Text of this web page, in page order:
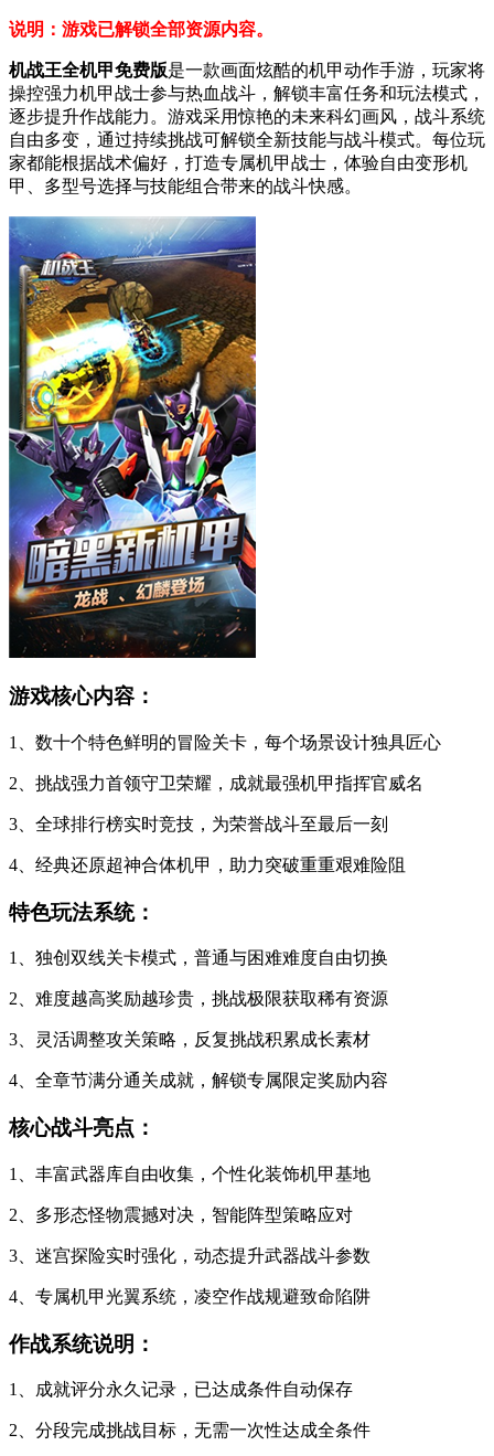
说明：游戏已解锁全部资源内容。
机战王全机甲免费版是一款画面炫酷的机甲动作手游，玩家将
操控强力机甲战士参与热血战斗，解锁丰富任务和玩法模式，
逐步提升作战能力。游戏采用惊艳的未来科幻画风，战斗系统
自由多变，通过持续挑战可解锁全新技能与战斗模式。每位玩
家都能根据战术偏好，打造专属机甲战士，体验自由变形机
甲、多型号选择与技能组合带来的战斗快感。
游戏核心内容：
1、数十个特色鲜明的冒险关卡，每个场景设计独具匠心
2、挑战强力首领守卫荣耀，成就最强机甲指挥官威名
3、全球排行榜实时竞技，为荣誉战斗至最后一刻
4、经典还原超神合体机甲，助力突破重重艰难险阻
特色玩法系统：
1、独创双线关卡模式，普通与困难难度自由切换
2、难度越高奖励越珍贵，挑战极限获取稀有资源
3、灵活调整攻关策略，反复挑战积累成长素材
4、全章节满分通关成就，解锁专属限定奖励内容
核心战斗亮点：
1、丰富武器库自由收集，个性化装饰机甲基地
2、多形态怪物震撼对决，智能阵型策略应对
3、迷宫探险实时强化，动态提升武器战斗参数
4、专属机甲光翼系统，凌空作战规避致命陷阱
作战系统说明：
1、成就评分永久记录，已达成条件自动保存
2、分段完成挑战目标，无需一次性达成全条件